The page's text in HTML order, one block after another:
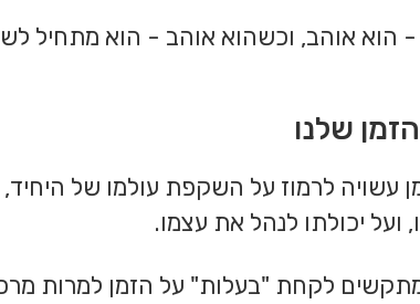
הוא אוהב, וכשהוא אוהב - הוא מתחיל
שלנו
עשויה לרמוז על השקפת עולמו של
ועל יכולתו לנהל את עצמו.
לקחת "בעלות" על הזמן למרות